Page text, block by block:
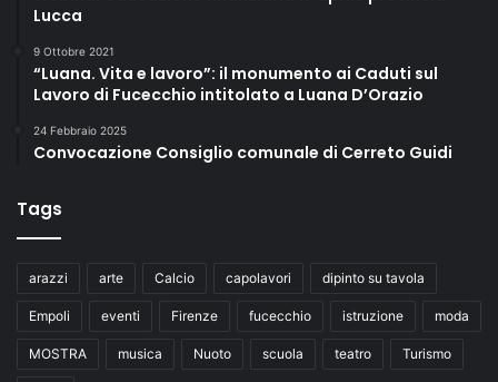
Lucca
9 Ottobre 2021
“Luana. Vita e lavoro”: il monumento ai Caduti sul
Lavoro di Fucecchio intitolato a Luana D’Orazio
24 Febbraio 2025
Convocazione Consiglio comunale di Cerreto Guidi
Tags
arazzi arte Calcio capolavori dipinto su tavola
Empoli eventi Firenze fucecchio istruzione moda
MOSTRA musica Nuoto scuola teatro Turismo